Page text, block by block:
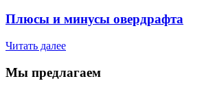
Плюсы и минусы овердрафта
Читать далее
Мы предлагаем